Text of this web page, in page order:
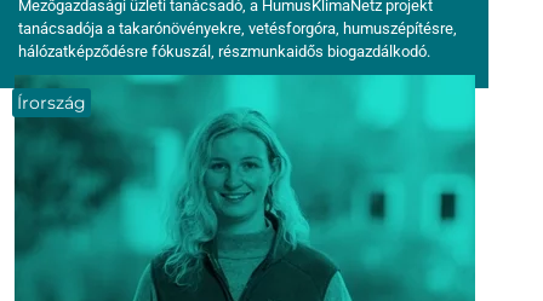
Mezőgazdasági üzleti tanácsadó, a HumusKlimaNetz projekt
tanácsadója a takarónövényekre, vetésforgóra, humuszépítésre,
hálózatképződésre fókuszál, részmunkaidős biogazdálkodó.
Írország